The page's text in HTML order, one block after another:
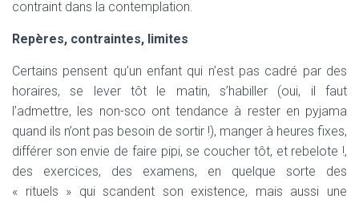
contraint dans la contemplation.
Repères, contraintes, limites
Certains pensent qu’un enfant qui n’est pas cadré par des
horaires, se lever tôt le matin, s’habiller (oui, il faut
l’admettre, les non-sco ont tendance à rester en pyjama
quand ils n’ont pas besoin de sortir !), manger à heures fixes,
différer son envie de faire pipi, se coucher tôt, et rebelote !,
des exercices, des examens, en quelque sorte des
« rituels » qui scandent son existence, mais aussi une